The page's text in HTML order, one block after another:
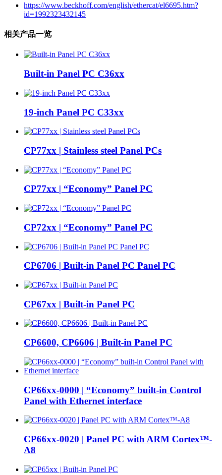
https://www.beckhoff.com/english/ethercat/el6695.htm?
id=1992323432145
相关产品一览
Built-in Panel PC C36xx
19-inch Panel PC C33xx
CP77xx | Stainless steel Panel PCs
CP77xx | “Economy” Panel PC
CP72xx | “Economy” Panel PC
CP6706 | Built-in Panel PC Panel PC
CP67xx | Built-in Panel PC
CP6600, CP6606 | Built-in Panel PC
CP66xx-0000 | “Economy” built-in Control
Panel with Ethernet interface
CP66xx-0020 | Panel PC with ARM Cortex™-
A8